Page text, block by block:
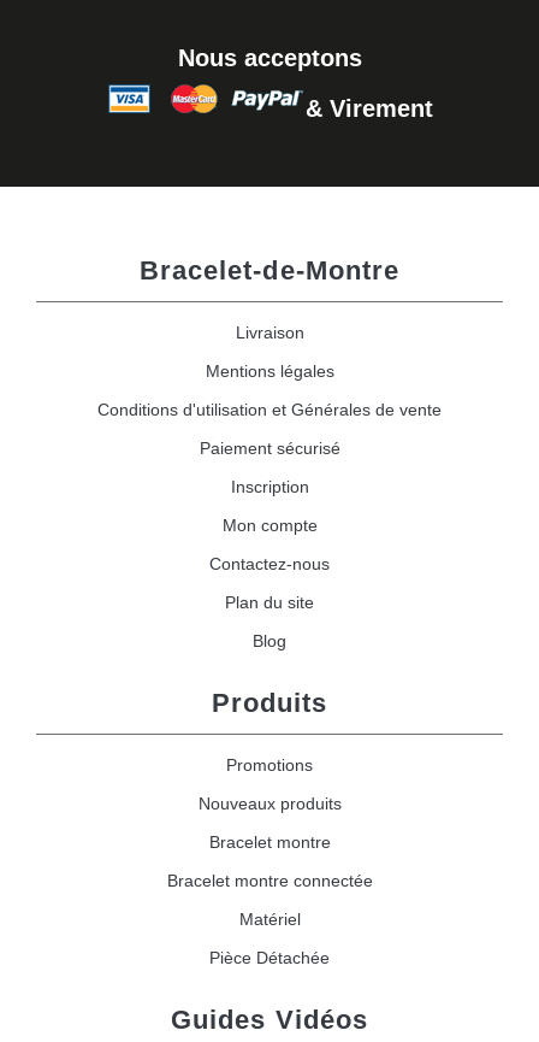
Nous acceptons
& Virement
Bracelet-de-Montre
Livraison
Mentions légales
Conditions d'utilisation et Générales de vente
Paiement sécurisé
Inscription
Mon compte
Contactez-nous
Plan du site
Blog
Produits
Promotions
Nouveaux produits
Bracelet montre
Bracelet montre connectée
Matériel
Pièce Détachée
Guides Vidéos